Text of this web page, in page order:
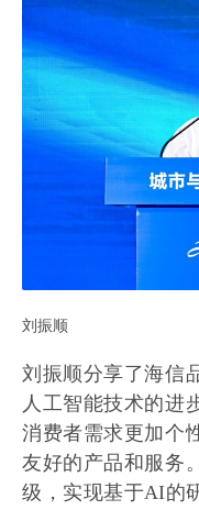
刘振顺
刘振顺分享了海信
人工智能技术的进
消费者需求更加个
友好的产品和服务
级，实现基于AI的